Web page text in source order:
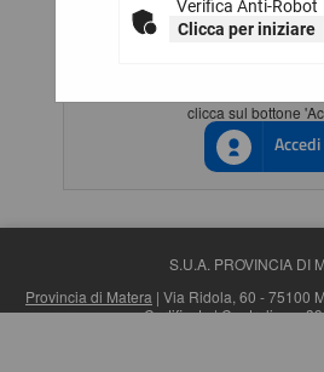
Verifica Anti-Robot
Clicca per iniziare
ACCESSO CON
clicca sul bottone
Accedi
S.U.A. PROVINCIA DI
Provincia di Matera | Via Ridola, 60 - 75100
Certificata| Centralino: